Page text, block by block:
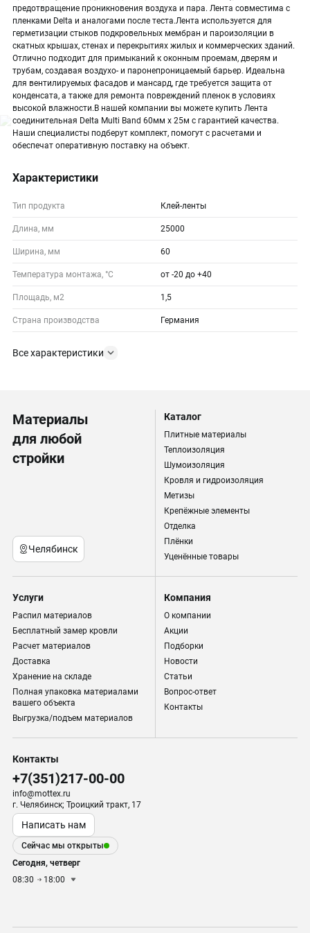
предотвращение проникновения воздуха и пара. Лента совместима с
пленками Delta и аналогами после теста.Лента используется для
герметизации стыков подкровельных мембран и пароизоляции в
скатных крышах, стенах и перекрытиях жилых и коммерческих зданий.
Отлично подходит для примыканий к оконным проемам, дверям и
трубам, создавая воздухо- и паронепроницаемый барьер. Идеальна
для вентилируемых фасадов и мансард, где требуется защита от
конденсата, а также для ремонта повреждений пленок в условиях
высокой влажности.В нашей компании вы можете купить Лента
соединительная Delta Multi Band 60мм х 25м с гарантией качества.
Наши специалисты подберут комплект, помогут с расчетами и
обеспечат оперативную поставку на объект.
Характеристики
Тип продукта Клей-ленты
Длина, мм 25000
Ширина, мм 60
Температура монтажа, °С от -20 до +40
Площадь, м2 1,5
Страна производства Германия
Все характеристики
Материалы
для любой
стройки
Челябинск
Каталог
Плитные материалы
Теплоизоляция
Шумоизоляция
Кровля и гидроизоляция
Метизы
Крепёжные элементы
Отделка
Плёнки
Уценённые товары
Услуги
Распил материалов
Бесплатный замер кровли
Расчет материалов
Доставка
Хранение на складе
Полная упаковка материалами
вашего объекта
Выгрузка/подъем материалов
Компания
О компании
Акции
Подборки
Новости
Статьи
Вопрос-ответ
Контакты
Контакты
+7(351)217-00-00
info@mottex.ru
г. Челябинск; Троицкий тракт, 17
Написать нам
Сейчас мы открыты
Сегодня, четверг
08:30
18:00